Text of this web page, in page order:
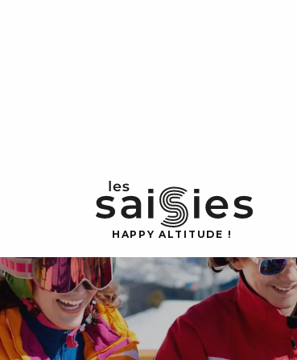
HAP PY ALTI T UDE !